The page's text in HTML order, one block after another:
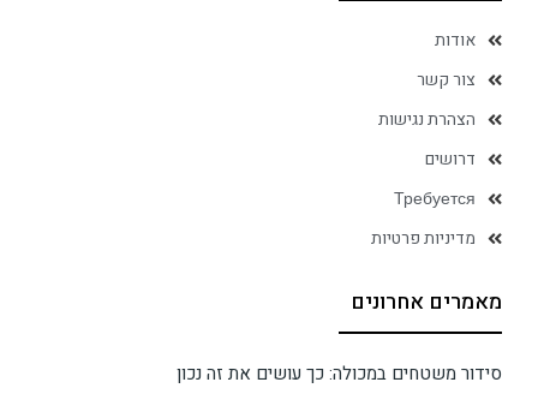
אודות
צור קשר
הצהרת נגישות
דרושים
Требуется
מדיניות פרטיות
מאמרים אחרונים
סידור משטחים במכולה: כך עושים את זה נכון